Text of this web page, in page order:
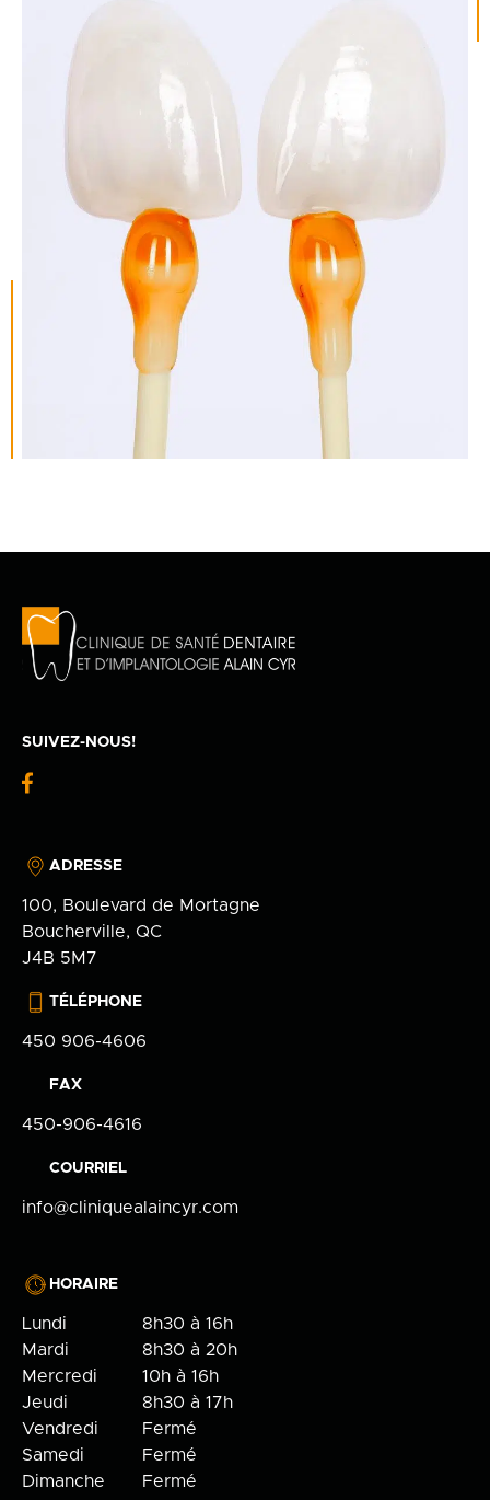
SUIVEZ-NOUS!
fb-
ADRESSE
100, Boulevard de Mortagne
Boucherville, QC
J4B 5M7
TÉLÉPHONE
450 906-4606
FAX
450-906-4616
COURRIEL
info@cliniquealaincyr.com
HORAIRE
Lundi
8h30 à 16h
Mardi
8h30 à 20h
Mercredi
10h à 16h
Jeudi
8h30 à 17h
Vendredi
Fermé
Samedi
Fermé
Dimanche
Fermé